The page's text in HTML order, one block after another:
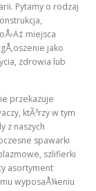
Pytamy o rodzaj
miejsca
jako
zdrowia lub
przekazuje
ktÃ³rzy w tym
z naszych
spawarki
szlifierki
asortyment
wyposaÅ¼eniu